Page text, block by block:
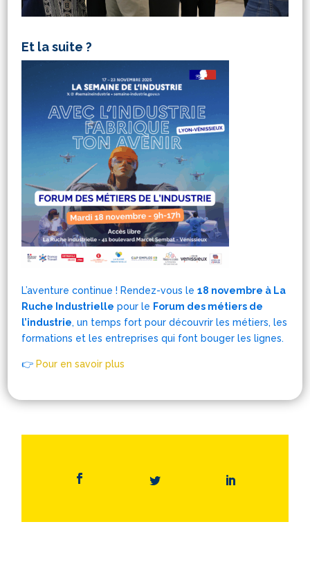
Et la suite ?
L’aventure continue ! Rendez-vous le18 novembre à La
Ruche Industrielle pour le Forum des métiers de
l’industrie, un temps fort pour découvrir les métiers, les
formations et les entreprises qui font bouger les lignes.
👉 Pour en savoir plus